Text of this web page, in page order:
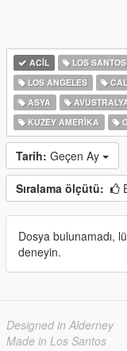
ACIL LOS SANTOS
LOS ANGELES
ASYA
KUZEY AMERIKA
Tarih: Geçen Ay
Sıralama ölçütü:
Dosya bulunamadı,
deneyin.
Designed in Alderney
Made in Los Santos